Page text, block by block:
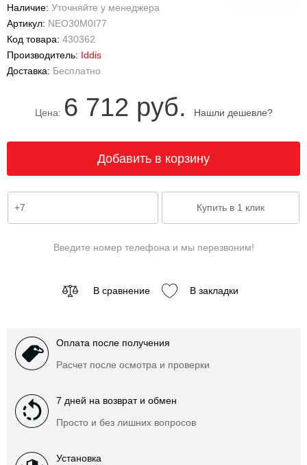
Наличие: Уточняйте у менеджера
Артикул: NEO30M0I77
Код товара: 430362
Производитель: Iddis
Доставка: Бесплатно
Цена: 6 712 руб. Нашли дешевле?
Введите номер телефона и мы перезвоним!
В сравнение В закладки
Оплата после получения
Расчет после осмотра и проверки
7 дней на возврат и обмен
Просто и без лишних вопросов
Установка